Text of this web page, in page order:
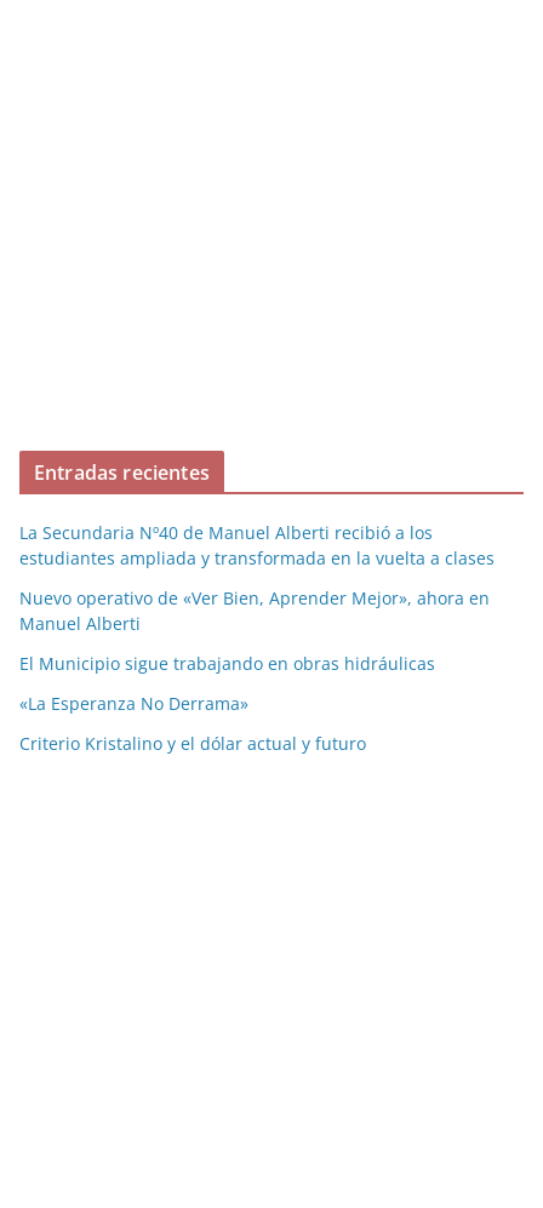
Entradas recientes
La Secundaria Nº40 de Manuel Alberti recibió a los
estudiantes ampliada y transformada en la vuelta a clases
Nuevo operativo de «Ver Bien, Aprender Mejor», ahora en
Manuel Alberti
El Municipio sigue trabajando en obras hidráulicas
«La Esperanza No Derrama»
Criterio Kristalino y el dólar actual y futuro